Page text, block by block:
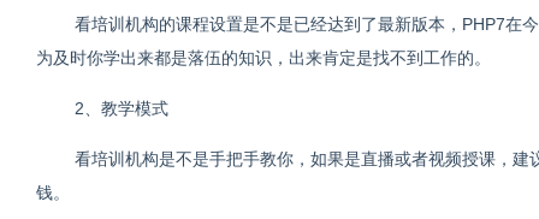
看培训机构的课程设置是不是已经达到了最新版本，PHP7在
为及时你学出来都是落伍的知识，出来肯定是找不到工作的。
2、教学模式
看培训机构是不是手把手教你，如果是直播或者视频授课，
钱。